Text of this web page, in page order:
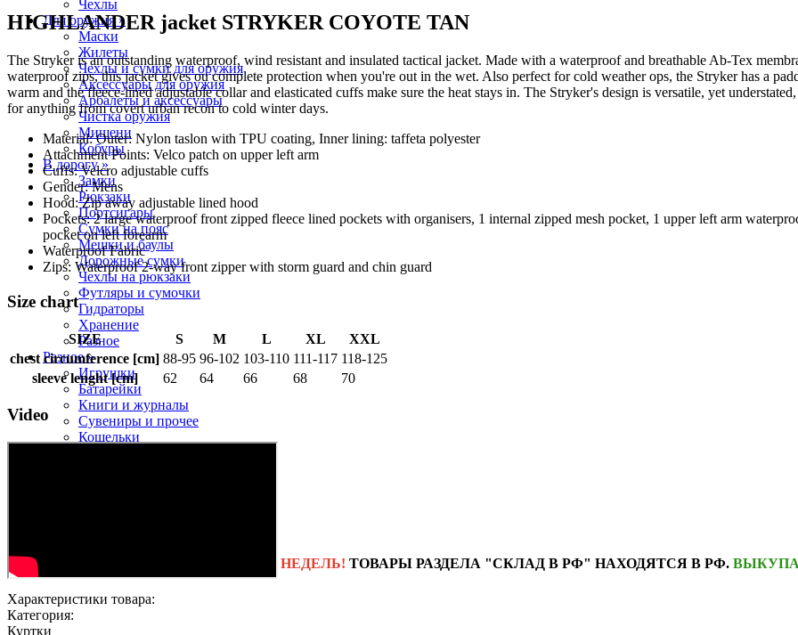
Чехлы
Для оружия »
Маски
Жилеты
Чехлы и сумки для оружия
Аксессуары для оружия
Арбалеты и аксессуары
Чистка оружия
Мишени
Кобуры
В дорогу »
Замки
Рюкзаки
Портсигары
Сумки на пояс
Мешки и баулы
Дорожные сумки
Чехлы на рюкзаки
Футляры и сумочки
Гидраторы
Хранение
Разное
Разное »
Игрушки
Батарейки
Книги и журналы
Сувениры и прочее
Кошельки
МЫ РАБОТАЕМ!
4-6 НЕДЕЛЬ! ТОВАРЫ РАЗДЕЛА "СКЛАД В РФ" НАХОДЯТСЯ В РФ.
HIGHLANDER jacket STRYKER COYOTE TAN
The Stryker is an outstanding waterproof, wind resistant and insulated tactical jacket. Made with a waterproof and breathable Ab-Tex
waterproof zips, this jacket gives ou complete protection when you're out in the wet. Also perfect for cold weather ops, the Stryker has a
warm and the fleece-lined adjustable collar and elasticated cuffs make sure the heat stays in. The Stryker's design is versatile, yet
for anything from covert urban recon to cold winter days.
Material: Outer: Nylon taslon with TPU coating, Inner lining: taffeta polyester
Attachment Points: Velco patch on upper left arm
Cuffs: Velcro adjustable cuffs
Gender: Mens
Hood: Zip away adjustable lined hood
Pockets: 2 large waterproof front zipped fleece lined pockets with organisers, 1 internal zipped mesh pocket, 1 upper left arm
pocket on left forearm
Waterproof Fabric
Zips: Waterproof 2-way front zipper with storm guard and chin guard
Size chart
SIZE S M L XL
XXL
chest circumference [cm] 88-95 96-102 103-110 111-117 118-125
sleeve lenght [cm]
62 64 66 68 70
Video
Характеристики товара:
Категория:
Куртки